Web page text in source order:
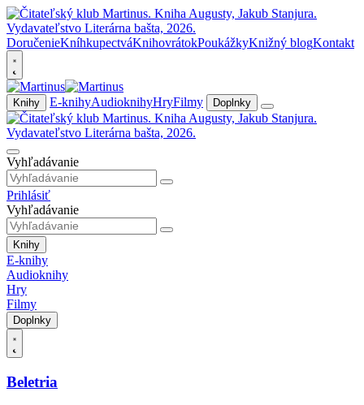
DoručenieKníhkupectváKnihovrátokPoukážkyKnižný blogKontakt
Knihy E-knihyAudioknihyHryFilmy Doplnky
Vyhľadávanie
Prihlásiť
Vyhľadávanie
Knihy
E-knihy
Audioknihy
Hry
Filmy
Doplnky
Beletria